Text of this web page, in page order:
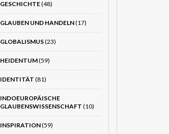
GESCHICHTE(48)
GLAUBEN UND HANDELN(17)
GLOBALISMUS(23)
HEIDENTUM(59)
IDENTITÄT (81)
INDOEUROPÄISCHE
GLAUBENSWISSENSCHAFT (10)
INSPIRATION(59)